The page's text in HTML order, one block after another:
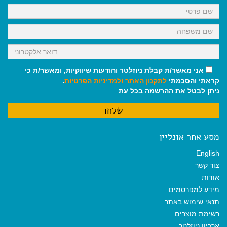
k
p
m
אני מאשר/ת קבלת ניוזלטר והודעות שיווקיות, ומאשר/ת כי
קראתי והסכמתי לתקנון האתר ולמדיניות הפרטיות.
ניתן לבטל את ההרשמה בכל עת
מסע אחר אונליין
English
צור קשר
אודות
מידע למפרסמים
תנאי שימוש באתר
רשימת מוצרים